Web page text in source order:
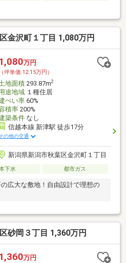
金沢町１丁目 1,080万円
1,080万円
（坪単価:12.15万円）
地面積293.87m2
途地域１種住居
ぺい率60%
積率200%
築条件なし
信越本線 新津駅 徒歩17分
の他の交通
新潟県新潟市秋葉区金沢町１丁目
下水 都市ガス
広大な敷地！自由設計で理想の
砂岡３丁目 1,360万円
1,360万円